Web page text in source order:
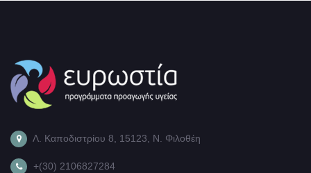
Λ. Καποδιστρίου 8, 15123, Ν. Φιλοθέη
+(30) 2106827284